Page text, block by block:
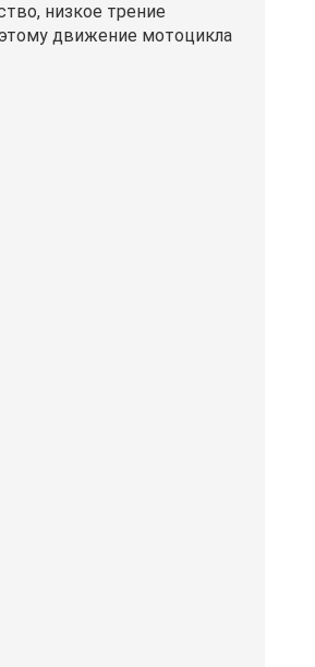
низкое трение
движение мотоцикла